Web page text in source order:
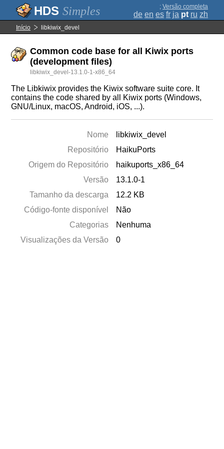
Simples ; Versão completa
de en es fr ja pt ru zh
Início libkiwix_devel
Common code base for all Kiwix ports
(development files)
libkiwix_devel-13.1.0-1-x86_64
The Libkiwix provides the Kiwix software suite core. It
contains the code shared by all Kiwix ports (Windows,
GNU/Linux, macOS, Android, iOS, ...).
Nome
libkiwix_devel
Repositório
HaikuPorts
Origem do Repositório
haikuports_x86_64
Versão
13.1.0-1
Tamanho da descarga
12.2 KB
Código-fonte disponível
Não
Categorias
Nenhuma
Visualizações da Versão
0